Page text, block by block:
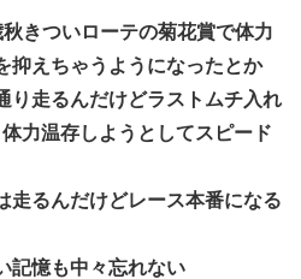
きついローテの菊花賞で体力
抑えちゃうようになったとか
り走るんだけどラストムチ入れ
力温存しようとしてスピード
走るんだけどレース本番になる
記憶も中々忘れない